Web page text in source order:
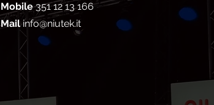
Mobile 351 12 13 166
Mail info@niutek.it